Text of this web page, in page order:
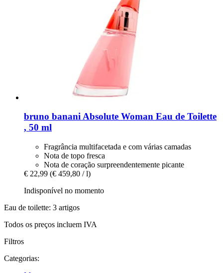
bruno bananiAbsolute Woman Eau de Toilette
, 50 ml
Fragrância multifacetada e com várias camadas
Nota de topo fresca
Nota de coração surpreendentemente picante
€ 22,99 (€ 459,80 / l)
Indisponível no momento
Eau de toilette: 3 artigos
Todos os preços incluem IVA
Filtros
Categorias: